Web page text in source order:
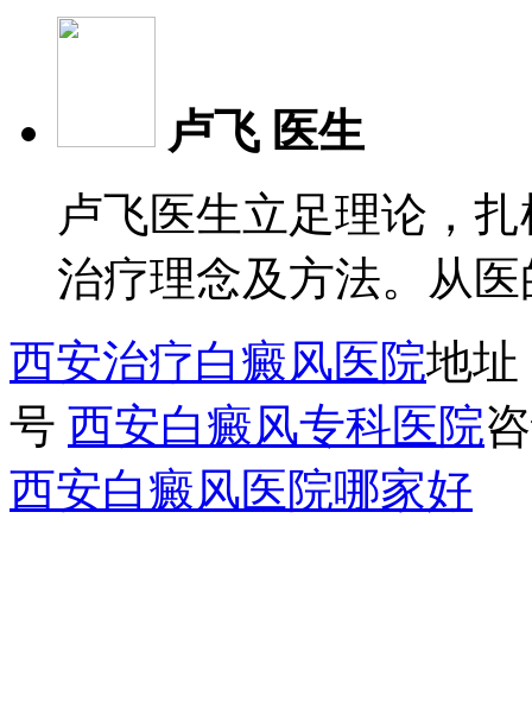
卢飞 医生
卢飞医生立足理论，
治疗理念及方法。从
西安治疗白癜风医院地址
号 西安白癜风专科医院
西安白癜风医院哪家好